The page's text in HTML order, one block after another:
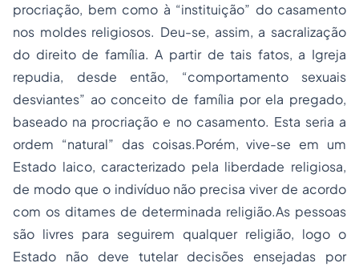
procriação, bem como à “instituição” do casamento
nos moldes religiosos. Deu-se, assim, a sacralização
do direito de família. A partir de tais fatos, a Igreja
repudia, desde então, “comportamento sexuais
desviantes” ao conceito de família por ela pregado,
baseado na procriação e no casamento. Esta seria a
ordem “natural” das coisas.Porém, vive-se em um
Estado laico, caracterizado pela liberdade religiosa,
de modo que o indivíduo não precisa viver de acordo
com os ditames de determinada religião.As pessoas
são livres para seguirem qualquer religião, logo o
Estado não deve tutelar decisões ensejadas por